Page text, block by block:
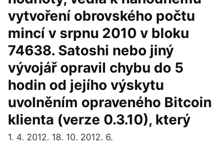
vytvoření obrovského počtu
mincí v srpnu 2010 v bloku
74638. Satoshi nebo jiný
vývojář opravil chybu do 5
hodin od jejího výskytu
uvolněním opraveného Bitcoin
klienta (verze 0.3.10), který
1. 4. 2012. 18. 10. 2012. 6.